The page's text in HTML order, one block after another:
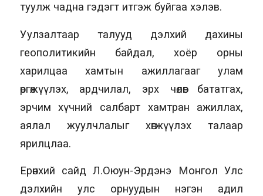
туулж чадна гэдэгт итгэж буйгаа хэлэв.
Уулзалтаар талууд дэлхий дахины
геополитикийн байдал, хоёр орны
харилцаа хамтын ажиллагааг улам
өргөжүүлэх, ардчилал, эрх чөлөөг бататгах,
эрчим хүчний салбарт хамтран ажиллах,
аялал жуулчлалыг хөгжүүлэх талаар
ярилцлаа.
Ерөнхий сайд Л.Оюун-Эрдэнэ Монгол Улс
дэлхийн улс орнуудын нэгэн адил